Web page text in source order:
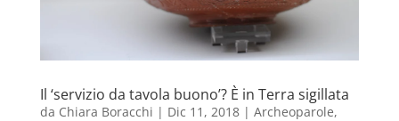
Il ‘servizio da tavola buono’? È in Terra sigillata
da Chiara Boracchi | Dic 11, 2018| Archeoparole,